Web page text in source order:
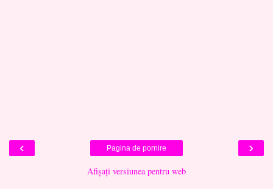
‹ ›
Pagina de pornire
Afișați versiunea pentru web